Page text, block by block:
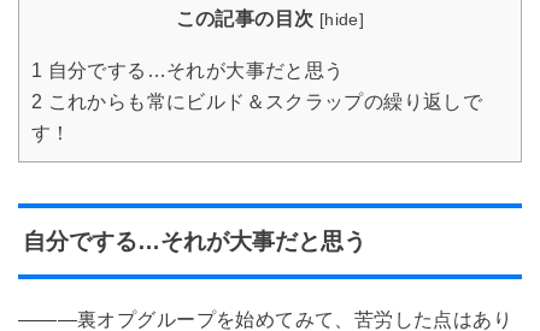
この記事の目次 [hide]
1 自分でする…それが大事だと思う
2 これからも常にビルド＆スクラップの繰り返しで
す！
自分でする…それが大事だと思う
―――裏オプグループを始めてみて、苦労した点はあり